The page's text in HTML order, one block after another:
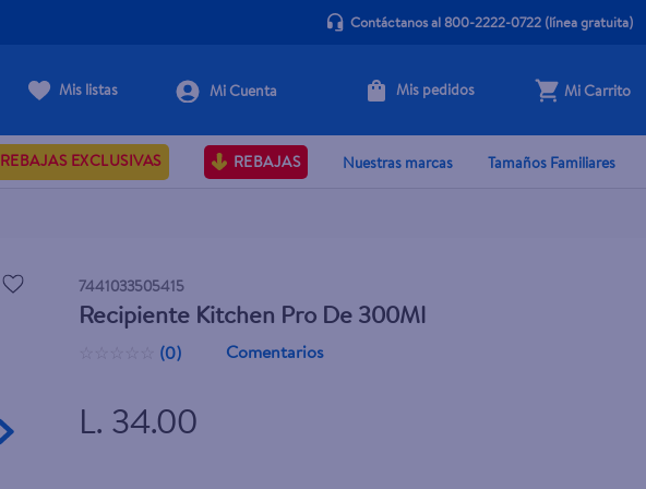
Contáctanos al 800-2222-0722(línea gratuita)
Mis listas Mis pedidos Mi Carrito
REBAJAS EXCLUSIVAS REBAJAS Nuestras marcas Tamaños Familiares
7441033505415
Recipiente Kitchen Pro De 300Ml
(0) Comentarios
L. 34.00
+ Agregar